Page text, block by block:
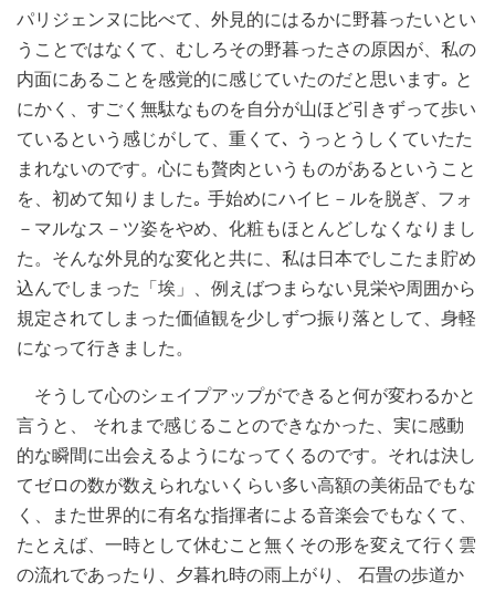
パリジェンヌに比べて、外見的にはるかに野暮ったいとい
うことではなくて、むしろその野暮ったさの原因が、私の
内面にあることを感覚的に感じていたのだと思います｡ と
にかく、すごく無駄なものを自分が山ほど引きずって歩い
ているという感じがして、重くて､ うっとうしくていたた
まれないのです。心にも贅肉というものがあるということ
を、初めて知りました｡ 手始めにハイヒ－ルを脱ぎ、フォ
－マルなス－ツ姿をやめ、化粧もほとんどしなくなりまし
た。そんな外見的な変化と共に、私は日本でしこたま貯め
込んでしまった「埃」、例えばつまらない見栄や周囲から
規定されてしまった価値観を少しずつ振り落として、身軽
になって行きました。
そうして心のシェイプアップができると何が変わるかと
言うと、 それまで感じることのできなかった、実に感動
的な瞬間に出会えるようになってくるのです。それは決し
てゼロの数が数えられないくらい多い高額の美術品でもな
く、また世界的に有名な指揮者による音楽会でもなくて、
たとえば、一時として休むこと無くその形を変えて行く雲
の流れであったり、夕暮れ時の雨上がり、 石畳の歩道か